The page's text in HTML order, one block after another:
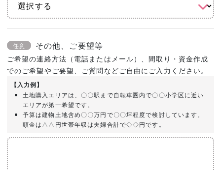
任意 その他、ご要望等
ご希望の連絡方法（電話またはメール）、間取り・資金作成
でのご希望やご要望、ご質問などご自由にご入力ください。
【入力例】
土地購入エリアは、〇〇駅まで自転車圏内で〇〇小学区に近い
エリアが第一希望です。
予算は建物土地含め〇〇万円で〇〇坪程度で検討しています。
頭金は△△円世帯年収は夫婦合計で◇◇円です。